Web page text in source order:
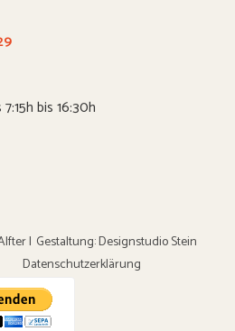
bis 16:30h
| Gestaltung:Designstudio Stein
Datenschutzerklärung